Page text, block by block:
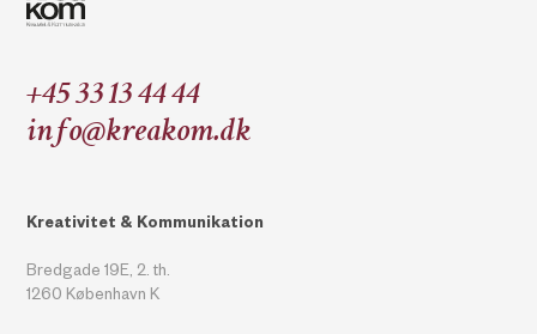
+45 33 13 44 44
info@kreakom.dk
Kreativitet & Kommunikation
Bredgade 19E, 2. th.
1260 København K